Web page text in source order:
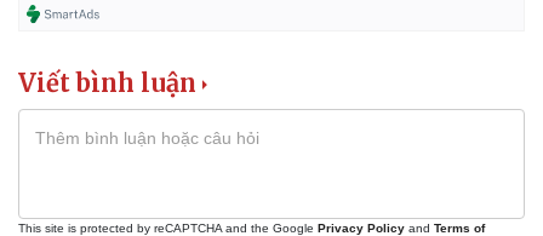
Viết bình luận
This site is protected by reCAPTCHA and the Google Privacy Policy and Terms of